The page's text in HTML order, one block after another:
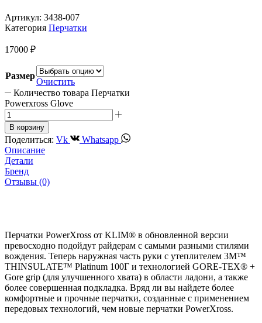
Артикул: 3438-007
Категория Перчатки
17000 ₽
Размер
Очистить
Количество товара Перчатки
Powerxross Glove
В корзину
Поделиться: Vk
Whatsapp
Описание
Детали
Бренд
Отзывы (0)
Перчатки PowerXross от KLIM® в обновленной версии
превосходно подойдут райдерам с самыми разными стилями
вождения. Теперь наружная часть руки с утеплителем 3M™
THINSULATE™ Platinum 100Г и технологией GORE-TEX® +
Gore grip (для улучшенного хвата) в области ладони, а также
более совершенная подкладка. Вряд ли вы найдете более
комфортные и прочные перчатки, созданные с применением
передовых технологий, чем новые перчатки PowerXross.